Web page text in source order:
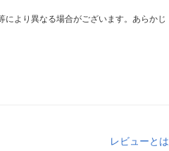
より異なる場合がございます。あらかじ
レビューとは